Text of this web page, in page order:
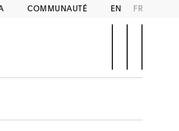
COMMUNAUTÉ EN FR